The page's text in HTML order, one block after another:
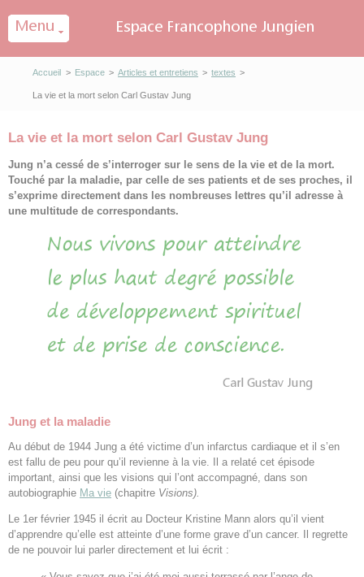
Accueil > Espace > Articles et entretiens > textes >
La vie et la mort selon Carl Gustav Jung
La vie et la mort selon Carl Gustav Jung
Jung n’a cessé de s’interroger sur le sens de la vie et de la mort.
Touché par la maladie, par celle de ses patients et de ses proches, il
s’exprime directement dans les nombreuses lettres qu’il adresse à
une multitude de correspondants.
Jung et la maladie
Au début de 1944 Jung a été victime d’un infarctus cardiaque et il s’en
est fallu de peu pour qu’il revienne à la vie. Il a relaté cet épisode
important, ainsi que les visions qui l’ont accompagné, dans son
autobiographie Ma vie (chapitre Visions).
Le 1er février 1945 il écrit au Docteur Kristine Mann alors qu’il vient
d’apprendre qu’elle est atteinte d’une forme grave d’un cancer. Il regrette
de ne pouvoir lui parler directement et lui écrit :